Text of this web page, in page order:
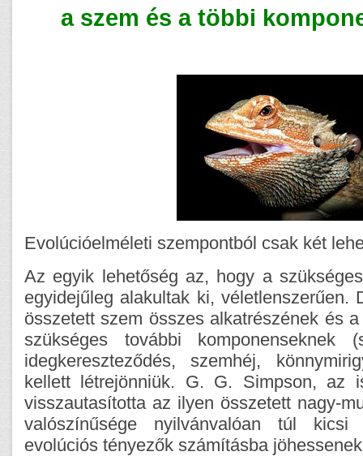
a szem és a többi
Evolúcióelméleti szempontból csak két
Az egyik lehetőség az, hogy a
egyidejűleg alakultak ki, véletlenszerűen.
összetett szem összes alkatrészének és
szükséges további komponenseknek
idegkereszteződés, szemhéj,
kellett létrejönniük. G. G. Simpson, az
visszautasította az ilyen összetett nagy-
valószínűsége nyilvánvalóan túl
evolúciós tényezők számításba